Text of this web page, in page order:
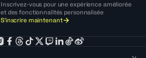
Inscrivez-vous pour une expérience améliorée
et des fonctionnalités personnalisée
S'inscrire maintenant